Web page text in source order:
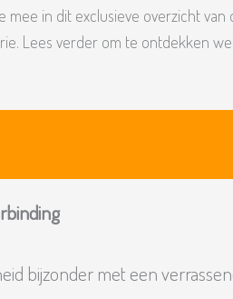
mee in dit exclusieve overzicht van
Lees verder om te ontdekken
bijzonder met een